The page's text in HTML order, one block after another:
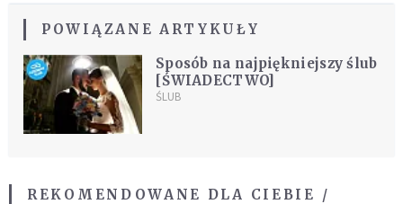
POWIĄZANE ARTYKUŁY
Sposób na najpiękniejszy ślub
[ŚWIADECTWO]
ŚLUB
REKOMENDOWANE DLA CIEBIE /